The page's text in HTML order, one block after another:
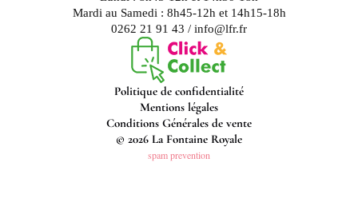
Mardi au Samedi : 8h45-12h et 14h15-18h
0262 21 91 43 / info@lfr.fr
Politique de confidentialité
Mentions légales
Conditions Générales de vente
© 2026 La Fontaine Royale
spam prevention